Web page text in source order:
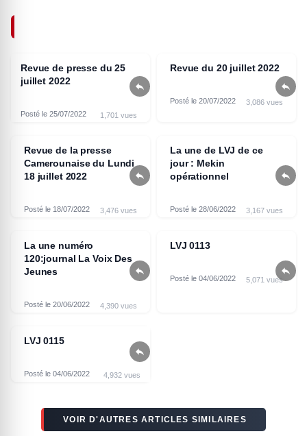
Revue de presse du 25
juillet 2022
Posté le 25/07/2022 1,701 vues

Revue du 20 juillet 2022
Posté le 20/07/2022 3,086 vues

Revue de la presse
Camerounaise du Lundi
18 juillet 2022
Posté le 18/07/2022 3,476 vues

La une de LVJ de ce
jour : Mekin
opérationnel
Posté le 28/06/2022 3,167 vues

La une numéro
120:journal La Voix Des
Jeunes
Posté le 20/06/2022 4,390 vues

LVJ 0113
Posté le 04/06/2022 5,071 vues

LVJ 0115
Posté le 04/06/2022 4,932 vues

VOIR D'AUTRES ARTICLES SIMILAIRES